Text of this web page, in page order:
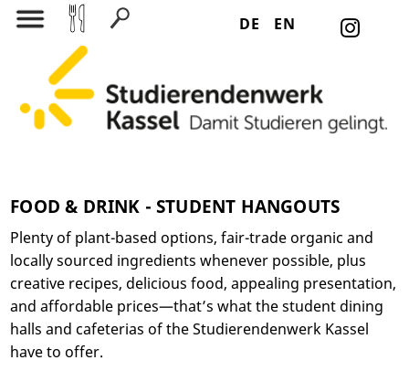
DE EN
Search for:
FOOD & DRINK - STUDENT HANGOUTS
Plenty of plant-based options, fair-trade organic and
locally sourced ingredients whenever possible, plus
creative recipes, delicious food, appealing presentation,
and affordable prices—that’s what the student dining
halls and cafeterias of the Studierendenwerk Kassel
have to offer.